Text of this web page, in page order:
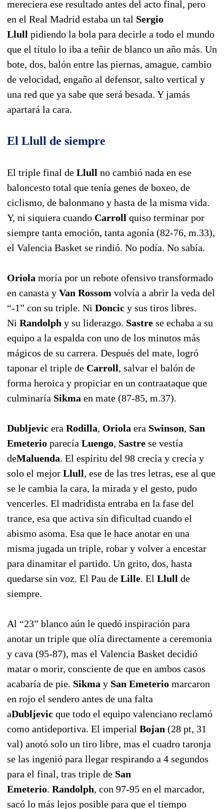
mereciera ese resultado antes del acto final, pero
en el Real Madrid estaba un tal Sergio
Llull pidiendo la bola para decirle a todo el mundo
que el título lo iba a teñir de blanco un año más. Un
bote, dos, balón entre las piernas, amague, cambio
de velocidad, engaño al defensor, salto vertical y
una red que ya sabe que será besada. Y jamás
apartará la cara.
El Llull de siempre
El triple final de Llull no cambió nada en ese
baloncesto total que tenía genes de boxeo, de
ciclismo, de balonmano y hasta de la misma vida.
Y, ni siquiera cuando Carroll quiso terminar por
siempre tanta emoción, tanta agonía (82-76, m.33),
el Valencia Basket se rindió. No podía. No sabía.
Oriola moría por un rebote ofensivo transformado
en canasta y Van Rossom volvía a abrir la veda del
“-1” con su triple. Ni Doncic y sus tiros libres.
Ni Randolph y su liderazgo. Sastre se echaba a su
equipo a la espalda con uno de los minutos más
mágicos de su carrera. Después del mate, logró
taponar el triple de Carroll, salvar el balón de
forma heroica y propiciar en un contraataque que
culminaría Sikma en mate (87-85, m.37).
Dubljevic era Rodilla, Oriola era Swinson, San
Emeterio parecía Luengo, Sastre se vestía
deMaluenda. El espíritu del 98 crecía y crecía y
solo el mejor Llull, ese de las tres letras, ese al que
se le cambia la cara, la mirada y el gesto, pudo
vencerles. El madridista entraba en la fase del
trance, esa que activa sin dificultad cuando el
abismo asoma. Esa que le hace anotar en una
misma jugada un triple, robar y volver a encestar
para dinamitar el partido. Un grito, dos, hasta
quedarse sin voz. El Pau de Lille. El Llull de
siempre.
Al “23” blanco aún le quedó inspiración para
anotar un triple que olía directamente a ceremonia
y cava (95-87), mas el Valencia Basket decidió
matar o morir, consciente de que en ambos casos
acabaría de pie. Sikma y San Emeterio marcaron
en rojo el sendero antes de una falta
aDubljevic que todo el equipo valenciano reclamó
como antideportiva. El imperial Bojan (28 pt, 31
val) anotó solo un tiro libre, mas el cuadro taronja
se las ingenió para llegar respirando a 4 segundos
para el final, tras triple de San
Emeterio. Randolph, con 97-95 en el marcador,
sacó lo más lejos posible para que el tiempo